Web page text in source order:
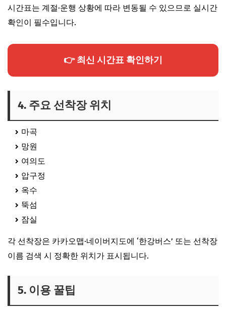
시간표는 계절·운행 상황에 따라 변동될 수 있으므로 실시간
확인이 필수입니다.
👉 최신 시간표 확인하기
4. 주요 선착장 위치
마곡
망원
여의도
압구정
옥수
뚝섬
잠실
각 선착장은 카카오맵·네이버지도에 ‘한강버스’ 또는 선착장
이름 검색 시 정확한 위치가 표시됩니다.
5. 이용 꿀팁